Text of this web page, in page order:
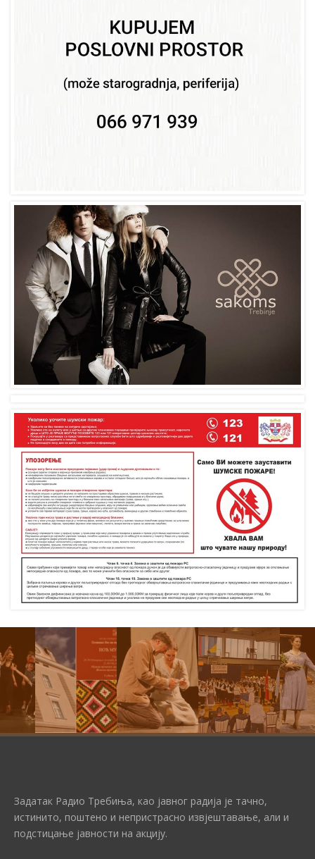
Задатак Радио Требиња, као јавног радија је тачно,
истинито, поштено и непристрасно извјештавање, али и
подстицање јавности на акцију.